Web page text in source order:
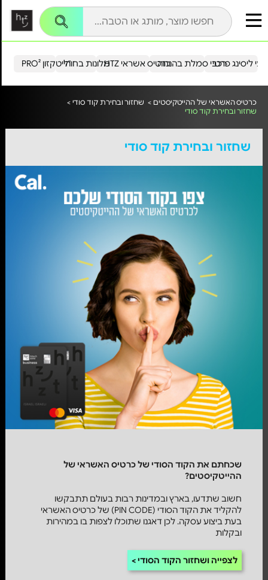
הייטקזון PRO²מלונות בחו"ל כרטיס אשראי HTZ ליסינג פרטירכבי סמלת בהנחה
כרטיס האשראי של ההייטקיסטים > שחזור ובחירת קוד סודי >
שחזור ובחירת קוד סודי
שחזור ובחירת קוד סודי
שכחתם את הקוד הסודי של כרטיס האשראי של
ההייטקיסטים?
חשוב שתדעו, בארץ ובמדינות רבות בעולם תתבקשו
להקליד את הקוד הסודי (PIN CODE) של כרטיס האשראי
בעת ביצוע עסקה. לכן דאגנו שתוכלו לצפות בו במהירות
ובקלות
לצפייה ושחזור הקוד הסודי